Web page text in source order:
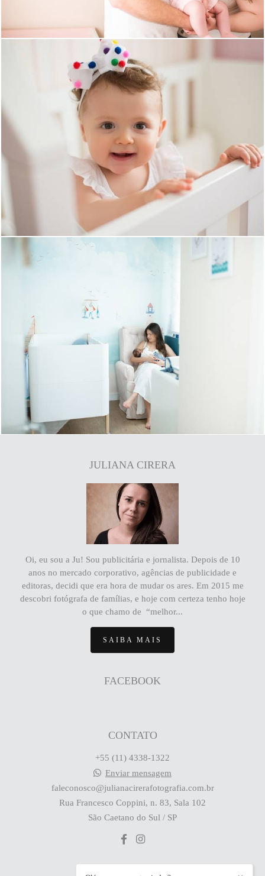
1588
1761 2
JULIANA CIRERA
Oi, eu sou a Ju! Sou publicitária e jornalista. Depois de 10
anos no mercado corporativo, agências de publicidade e
editoras, decidi que era hora de mudar os ares. Em 2015 me
descobri fotógrafa de famílias, e hoje com certeza tenho hoje
o que chamo de “melhor...
SAIBA MAIS
FACEBOOK
CONTATO
+55 (11) 4338-1322
Enviar mensagem
faleconosco@julianacirerafotografia.com.br
Rua Francesco Coppini, n. 83, Sala 102
São Caetano do Sul / SP